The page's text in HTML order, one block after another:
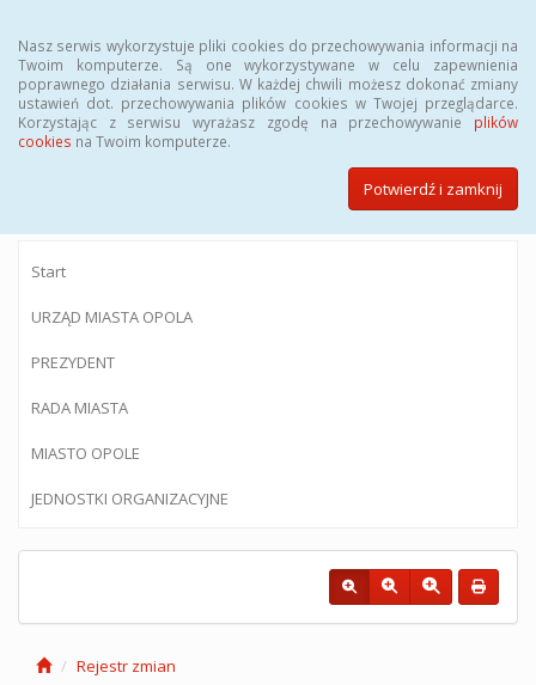
Nasz serwis wykorzystuje pliki cookies do przechowywania informacji na
Twoim komputerze. Są one wykorzystywane w celu zapewnienia
poprawnego działania serwisu. W każdej chwili możesz dokonać zmiany
ustawień dot. przechowywania plików cookies w Twojej przeglądarce.
Korzystając z serwisu wyrażasz zgodę na przechowywanie plików
cookies na Twoim komputerze.
Potwierdź i zamknij
BIULETYN INFORMACJI PUBLICZNEJ
Urzędu Miasta Opola
Start
URZĄD MIASTA OPOLA
PREZYDENT
RADA MIASTA
MIASTO OPOLE
JEDNOSTKI ORGANIZACYJNE
Rejestr zmian